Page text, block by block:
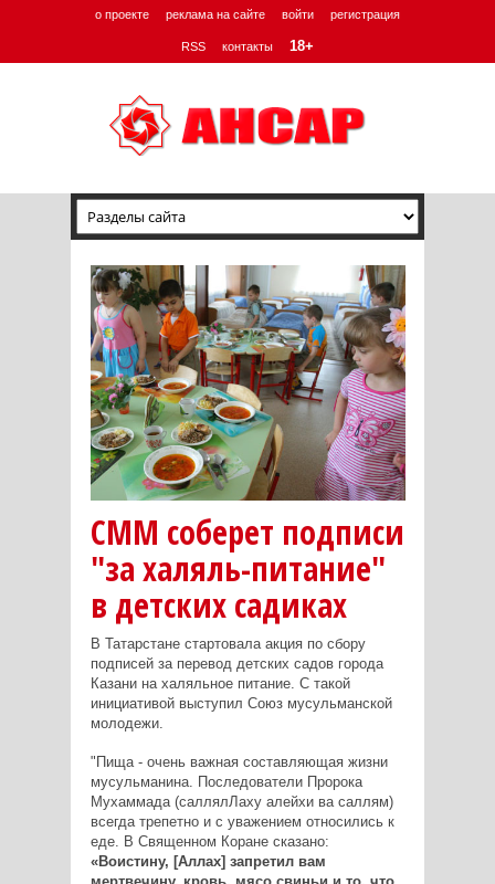
о проекте реклама на сайте войти регистрация
RSS контакты 18+
СММ соберет подписи
"за халяль-питание"
в детских садиках
В Татарстане стартовала акция по сбору
подписей за перевод детских садов города
Казани на халяльное питание. С такой
инициативой выступил Союз мусульманской
молодежи.
"Пища - очень важная составляющая жизни
мусульманина. Последователи Пророка
Мухаммада (саллялЛаху алейхи ва саллям)
всегда трепетно и с уважением относились к
еде. В Священном Коране сказано:
«Воистину, [Аллах] запретил вам